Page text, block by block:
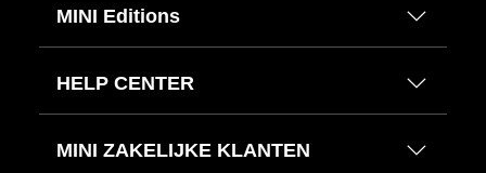
MINI Editions
HELP CENTER
MINI ZAKELIJKE KLANTEN